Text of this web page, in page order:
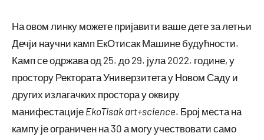
На овом линку можете пријавити ваше дете за летњи
Дечји научни камп ЕкОтисак Машине будућности.
Камп се одржава од 25. до 29. јула 2022. године, у
простору Ректората Универзитета у Новом Саду и
других излагачких простора у оквиру
манифестације EkoTisak art+science. Број места на
кампу је ограничен на 30 а могу учествовати само